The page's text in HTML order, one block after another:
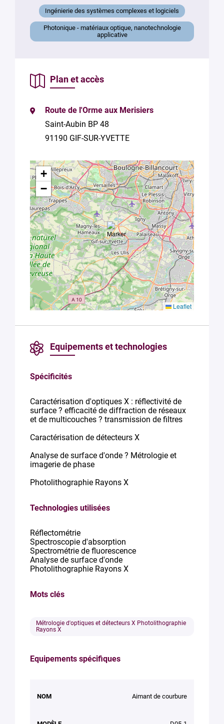
Votre
message
*
En soumettant
ce formulaire,
vous
vos données
conformément
à laPolitique
de
confidentialité
de Plug in labs
Université
Paris-Saclay*
Ingénierie des systèmes complexes et logiciels
Photonique - matériaux optique, nanotechnologie
applicative
Plan et accès
Route de l'Orme aux Merisiers
Saint-Aubin BP 48
91190 GIF-SUR-YVETTE
+
−
Leaflet
Equipements et technologies
Spécificités
Caractérisation d'optiques X : réflectivité de
surface ? efficacité de diffraction de réseaux
et de multicouches ? transmission de filtres
Caractérisation de détecteurs X
Analyse de surface d'onde ? Métrologie et
imagerie de phase
Photolithographie Rayons X
Technologies utilisées
Réflectométrie
Spectroscopie d'absorption
Spectrométrie de fluorescence
Analyse de surface d'onde
Photolithographie Rayons X
Mots clés
Métrologie d'optiques et détecteurs X Photolithographie
Rayons X
Equipements spécifiques
NOMMODÈLE Aimant de courbure